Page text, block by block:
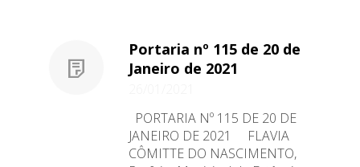
Portaria nº 115 de 20 de
Janeiro de 2021
PORTARIA Nº 115 DE 20 DE
JANEIRO DE 2021 FLAVIA
CÔMITTE DO NASCIMENTO,